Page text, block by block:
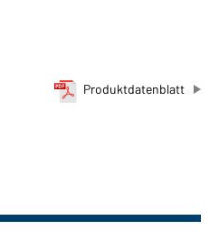
Produktdatenblatt